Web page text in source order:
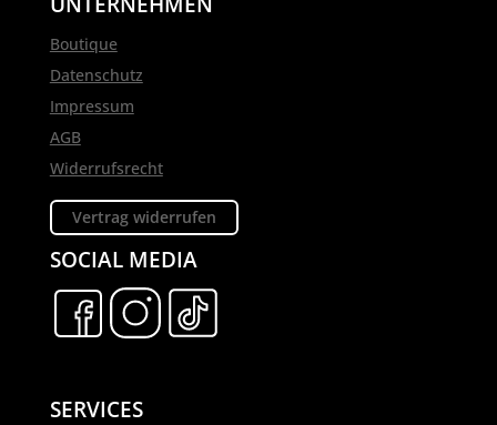
Boutique
Datenschutz
Impressum
AGB
Widerrufsrecht
Vertrag widerrufen
SOCIAL MEDIA
SERVICES